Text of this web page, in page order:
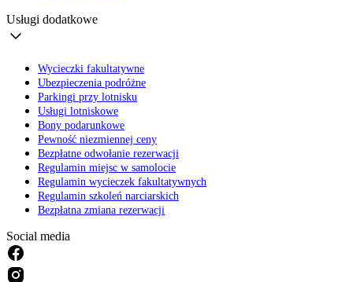
Usługi dodatkowe
Wycieczki fakultatywne
Ubezpieczenia podróżne
Parkingi przy lotnisku
Usługi lotniskowe
Bony podarunkowe
Pewność niezmiennej ceny
Bezpłatne odwołanie rezerwacji
Regulamin miejsc w samolocie
Regulamin wycieczek fakultatywnych
Regulamin szkoleń narciarskich
Bezpłatna zmiana rezerwacji
Social media